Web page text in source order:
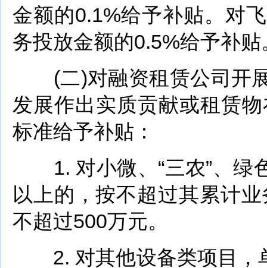
金额的0.1%给予补贴。对
务投放金额的0.5%给予补
(二)对融资租赁公司开展
发展作出实质贡献或租赁
标准给予补贴：
1. 对小微、“三农”、绿
以上的，按不超过其累计
不超过500万元。
2. 对其他设备类项目，